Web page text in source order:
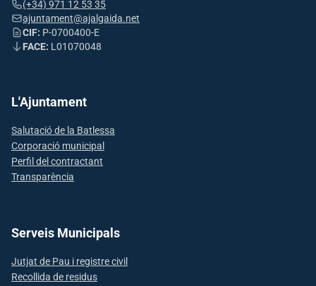
(+34) 971 12 53 35
ajuntament@ajalgaida.net
CIF: P-0700400-E
FACE: L01070048
L'Ajuntament
Salutació de la Batlessa
Corporació municipal
Perfil del contractant
Transparència
Serveis Municipals
Jutjat de Pau i registre civil
Recollida de residus